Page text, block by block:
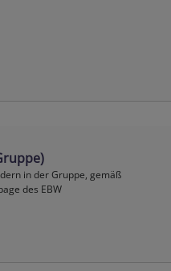
in der Gruppe, gemäß
des EBW